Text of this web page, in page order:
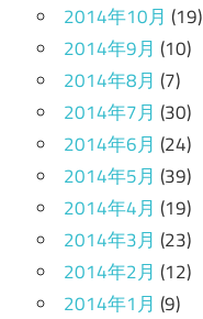
2014年10月 (19)
2014年9月 (10)
2014年8月 (7)
2014年7月 (30)
2014年6月 (24)
2014年5月 (39)
2014年4月 (19)
2014年3月 (23)
2014年2月 (12)
2014年1月 (9)